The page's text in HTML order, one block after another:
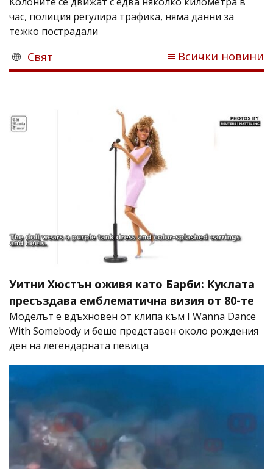
час, полиция регулира трафика, няма данни за
тежко пострадали
Свят Всички новини
Уитни Хюстън оживя като Барби: Куклата
пресъздава емблематична визия от 80-те
Моделът е вдъхновен от клипа към I Wanna Dance
With Somebody и беше представен около рождения
ден на легендарната певица